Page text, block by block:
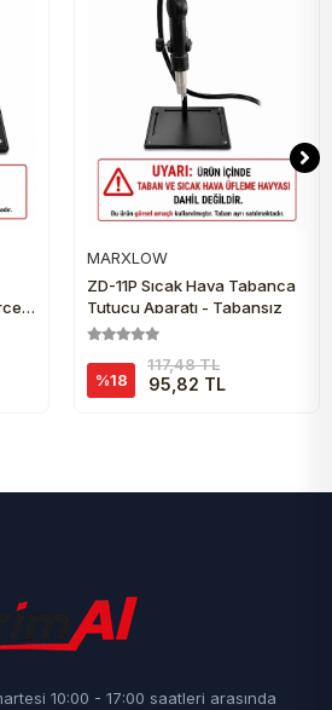
MARXLOW
ZD-11P Sıcak Hava Tabanca
Tutucu Aparatı - Tabansız
%18
117,48 TL
95,82 TL
10:00 - 17:00 saatleri arasında